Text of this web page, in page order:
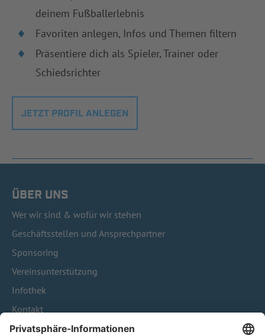
deinem Fußballerlebnis
Favoriten anlegen, Infos und Themen filtern
Präsentiere dich als Spieler, Trainer oder
Schiedsrichter
JETZT PROFIL ANLEGEN
ÜBER UNS
Wer wir sind & wofür wir stehen
Geschäftsstellen und Ansprechpartner
Sponsoring
Vereinsunterstützung
Infothek
Kontakt